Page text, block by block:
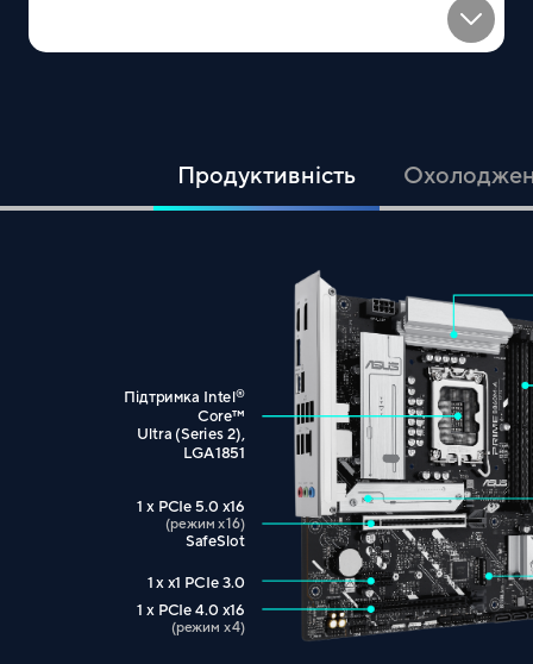
Продуктивність
Підтримка Intel®
Core™
Ultra (Series 2),
LGA1851
1 x PCIe 5.0 x16
(режим x16)
SafeSlot
1 x x1 PCIe 3.0
1 x PCIe 4.0 x16
(режим x4)